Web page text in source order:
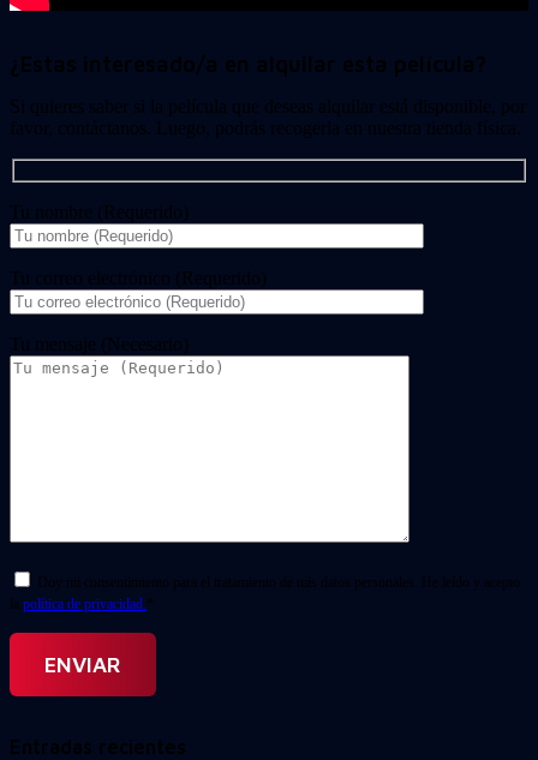
¿Estas interesado/a en alquilar esta película?
Si quieres saber si la película que deseas alquilar está disponible, por
favor, contáctanos. Luego, podrás recogerla en nuestra tienda física.
Tu nombre (Requerido)
Tu correo electrónico (Requerido)
Tu mensaje (Necesario)
Doy mi consentimiento para el tratamiento de mis datos personales. He leído y acepto
la política de privacidad. *
Entradas recientes